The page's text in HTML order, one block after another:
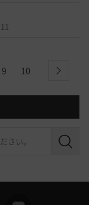
9 10 next
検